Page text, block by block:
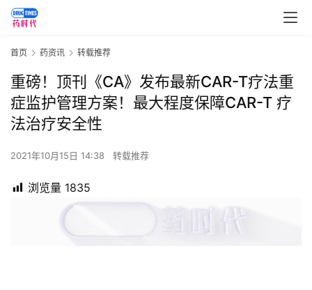
首页 药资讯 转载推荐
重磅！顶刊《CA》发布最新CAR-T疗法重
症监护管理方案！最大程度保障CAR-T 疗
法治疗安全性
2021年10月15日 14:38 转载推荐
浏览量 1835